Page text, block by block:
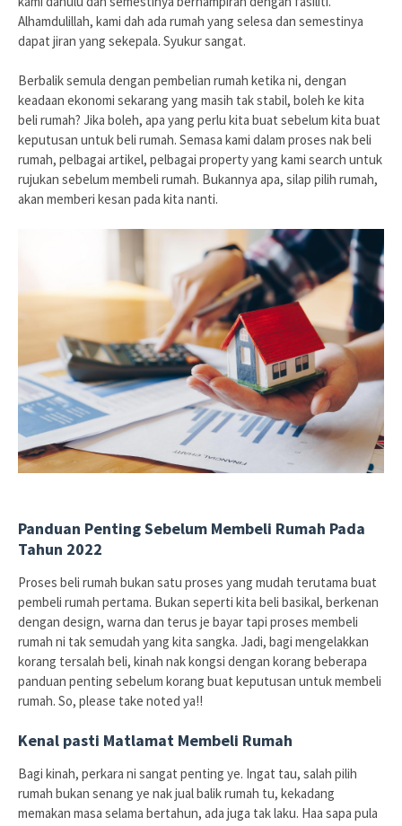
Alhamdulillah, kami dah ada rumah yang selesa dan semestinya
dapat jiran yang sekepala. Syukur sangat.
Berbalik semula dengan pembelian rumah ketika ni, dengan
keadaan ekonomi sekarang yang masih tak stabil, boleh ke kita
beli rumah? Jika boleh, apa yang perlu kita buat sebelum kita buat
keputusan untuk beli rumah. Semasa kami dalam proses nak beli
rumah, pelbagai artikel, pelbagai property yang kami search untuk
rujukan sebelum membeli rumah. Bukannya apa, silap pilih rumah,
akan memberi kesan pada kita nanti.
Panduan Penting Sebelum Membeli Rumah Pada
Tahun 2022
Proses beli rumah bukan satu proses yang mudah terutama buat
pembeli rumah pertama. Bukan seperti kita beli basikal, berkenan
dengan design, warna dan terus je bayar tapi proses membeli
rumah ni tak semudah yang kita sangka. Jadi, bagi mengelakkan
korang tersalah beli, kinah nak kongsi dengan korang beberapa
panduan penting sebelum korang buat keputusan untuk membeli
rumah. So, please take noted ya!!
Kenal pasti Matlamat Membeli Rumah
Bagi kinah, perkara ni sangat penting ye. Ingat tau, salah pilih
rumah bukan senang ye nak jual balik rumah tu, kekadang
memakan masa selama bertahun, ada juga tak laku. Haa sapa pula